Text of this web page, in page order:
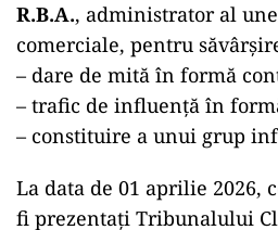
R.B.A., administrator al
comerciale, pentru
– dare de mită în formă
– trafic de influență în
– constituire a unui grup
La data de 01 aprilie 2026,
fi prezentați Tribunalului